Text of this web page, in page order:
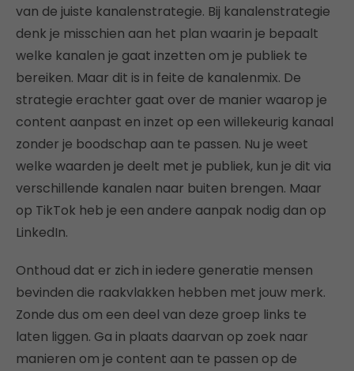
van de juiste kanalenstrategie. Bij kanalenstrategie
denk je misschien aan het plan waarin je bepaalt
welke kanalen je gaat inzetten om je publiek te
bereiken. Maar dit is in feite de kanalenmix. De
strategie erachter gaat over de manier waarop je
content aanpast en inzet op een willekeurig kanaal
zonder je boodschap aan te passen. Nu je weet
welke waarden je deelt met je publiek, kun je dit via
verschillende kanalen naar buiten brengen. Maar
op TikTok heb je een andere aanpak nodig dan op
LinkedIn.
Onthoud dat er zich in iedere generatie mensen
bevinden die raakvlakken hebben met jouw merk.
Zonde dus om een deel van deze groep links te
laten liggen. Ga in plaats daarvan op zoek naar
manieren om je content aan te passen op de